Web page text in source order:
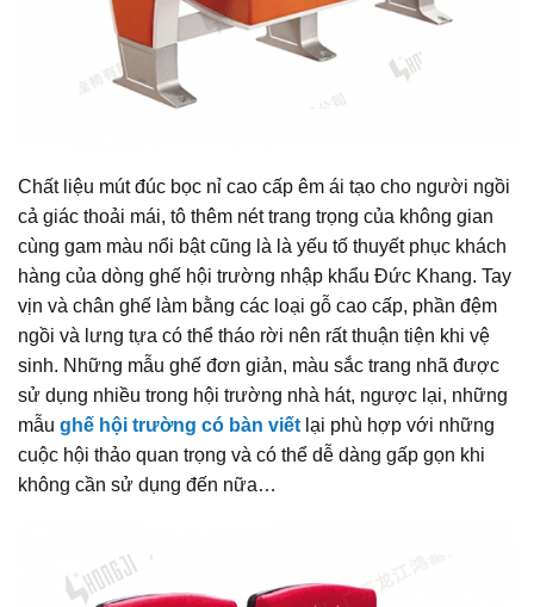
Chất liệu mút đúc bọc nỉ cao cấp êm ái tạo cho người ngồi
cả giác thoải mái, tô thêm nét trang trọng của không gian
cùng gam màu nổi bật cũng là là yếu tố thuyết phục khách
hàng của dòng ghế hội trường nhập khẩu Đức Khang. Tay
vịn và chân ghế làm bằng các loại gỗ cao cấp, phần đệm
ngồi và lưng tựa có thể tháo rời nên rất thuận tiện khi vệ
sinh. Những mẫu ghế đơn giản, màu sắc trang nhã được
sử dụng nhiều trong hội trường nhà hát, ngược lại, những
mẫu ghế hội trường có bàn viết lại phù hợp với những
cuộc hội thảo quan trọng và có thể dễ dàng gấp gọn khi
không cần sử dụng đến nữa…